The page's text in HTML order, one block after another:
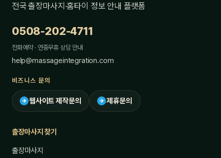
전국 출장마사지·홈타이 정보 안내 플랫폼
0508-202-4711
전화예약 · 연중무휴 상담 안내
help@massageintegration.com
비즈니스 문의
✈ 웹사이트 제작문의 ✈ 제휴문의
출장마사지 찾기
출장마사지